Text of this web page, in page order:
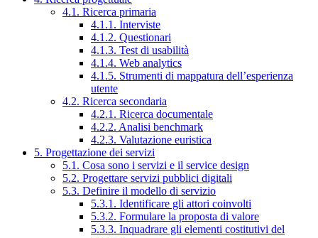
4.1. Ricerca primaria
4.1.1. Interviste
4.1.2. Questionari
4.1.3. Test di usabilità
4.1.4. Web analytics
4.1.5. Strumenti di mappatura dell’esperienza
utente
4.2. Ricerca secondaria
4.2.1. Ricerca documentale
4.2.2. Analisi benchmark
4.2.3. Valutazione euristica
5. Progettazione dei servizi
5.1. Cosa sono i servizi e il service design
5.2. Progettare servizi pubblici digitali
5.3. Definire il modello di servizio
5.3.1. Identificare gli attori coinvolti
5.3.2. Formulare la proposta di valore
5.3.3. Inquadrare gli elementi costitutivi del